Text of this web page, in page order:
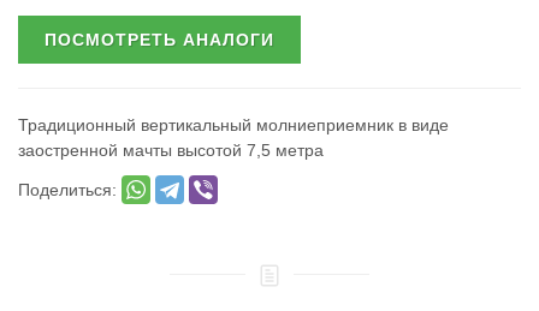
ПОСМОТРЕТЬ АНАЛОГИ
Традиционный вертикальный молниеприемник в виде
заостренной мачты высотой 7,5 метра
Поделиться: